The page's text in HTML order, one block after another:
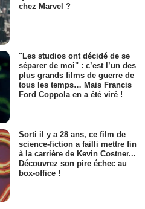
chez Marvel ?
"Les studios ont décidé de se
séparer de moi" : c’est l’un des
plus grands films de guerre de
tous les temps… Mais Francis
Ford Coppola en a été viré !
Sorti il y a 28 ans, ce film de
science-fiction a failli mettre fin
à la carrière de Kevin Costner...
Découvrez son pire échec au
box-office !